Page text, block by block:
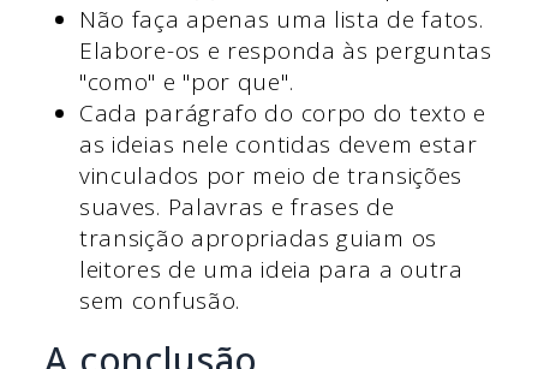
Não faça apenas uma lista de fatos.
Elabore-os e responda às perguntas
"como" e "por que".
Cada parágrafo do corpo do texto e
as ideias nele contidas devem estar
vinculados por meio de transições
suaves. Palavras e frases de
transição apropriadas guiam os
leitores de uma ideia para a outra
sem confusão.